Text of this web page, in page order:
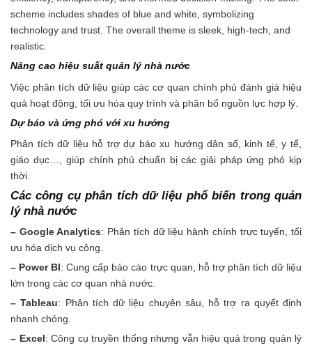
Nâng cao hiệu suất quản lý nhà nước
Việc phân tích dữ liệu giúp các cơ quan chính phủ đánh giá hiệu
quả hoạt động, tối ưu hóa quy trình và phân bổ nguồn lực hợp lý.
Dự báo và ứng phó với xu hướng
Phân tích dữ liệu hỗ trợ dự báo xu hướng dân số, kinh tế, y tế,
giáo dục…, giúp chính phủ chuẩn bị các giải pháp ứng phó kịp
thời.
Các công cụ phân tích dữ liệu phổ biến trong quản
lý nhà nước
– Google Analytics: Phân tích dữ liệu hành chính trực tuyến, tối
ưu hóa dịch vụ công.
– Power BI: Cung cấp báo cáo trực quan, hỗ trợ phân tích dữ liệu
lớn trong các cơ quan nhà nước.
– Tableau: Phân tích dữ liệu chuyên sâu, hỗ trợ ra quyết định
nhanh chóng.
– Excel: Công cụ truyền thống nhưng vẫn hiệu quả trong quản lý